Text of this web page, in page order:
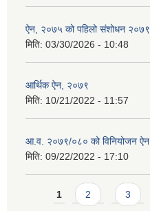
ऐन, २०७५ को पहिलो संशोधन २०७९
मिति: 03/30/2026 - 10:48
आर्थिक ऐन, २०७९
मिति: 10/21/2022 - 11:57
आ.व. २०७९/०८० को विनियोजन ऐन
मिति: 09/22/2022 - 17:10
Pages
1 2 3